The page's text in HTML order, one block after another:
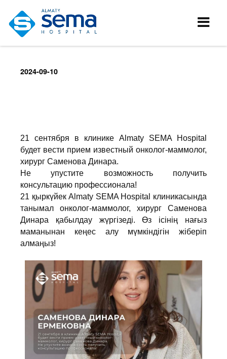
2024-09-10
21 сентября в клинике Almaty SEМA Hospital
будет вести прием известный онколог-маммолог,
хирург Саменова Динара.
Не упустите возможность получить
консультацию профессионала!
21 қыркүйек Almaty SEMA Hospital клиникасында
танымал онколог-маммолог, хирург Саменова
Динара қабылдау жүргізеді. Өз ісінің нағыз
маманынан кеңес алу мүмкіндігін жіберіп
алмаңыз!